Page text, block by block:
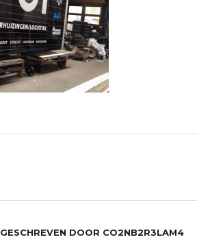
GESCHREVEN DOOR CO2NB2R3LAM4